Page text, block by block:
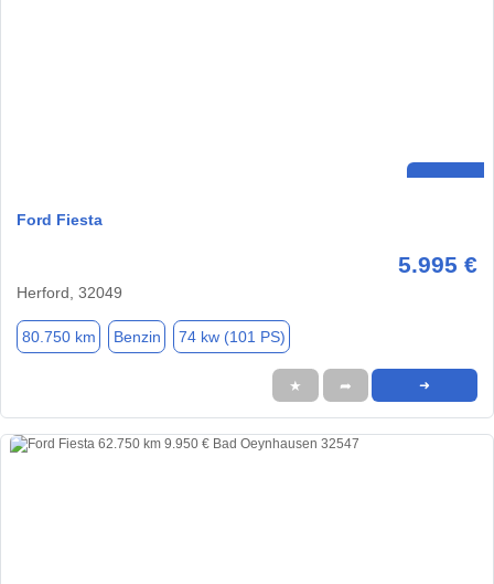
Ford Fiesta
5.995 €
Herford, 32049
80.750 km Benzin 74 kw (101 PS)
★ ➦ ➜